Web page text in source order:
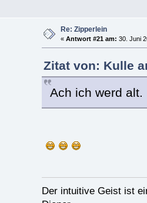
Re: Zipperlein
« Antwort #21 am: 30. Juni
Zitat von: Kulle
Ach ich werd alt.
Der intuitive Geist ist